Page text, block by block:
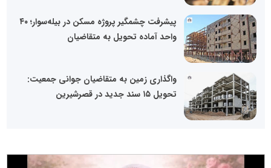
پیشرفت چشمگیر پروژه مسکن در بیله‌سوار؛ ۴۰
واحد آماده تحویل به متقاضیان
واگذاری زمین به متقاضیان جوانی جمعیت:
تحویل ۱۵ سند جدید در قصرشیرین